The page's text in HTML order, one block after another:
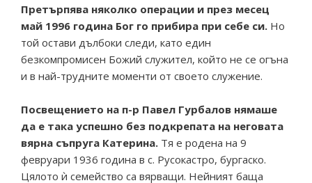
Претърпява няколко операции и през месец
май 1996 година Бог го прибира при себе си. Но
той остави дълбоки следи, като един
безкомпромисен Божий служител, който не се огъна
и в най-трудните моменти от своето служение.
Посвещението на п-р Павел Гурбалов нямаше
да е така успешно без подкрепата на неговата
вярна съпруга Катерина. Тя е родена на 9
февруари 1936 година в с. Русокастро, бургаско.
Цялото ѝ семейство са вярващи. Нейният баща